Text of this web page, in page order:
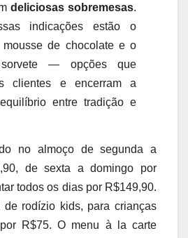
deliciosas sobremesas.
indicações estão o
mousse de chocolate e o
— opções que
clientes e encerram a
entre tradição e
no almoço de segunda a
de sexta a domingo por
todos os dias por R$149,90.
rodízio kids, para crianças
R$75. O menu à la carte